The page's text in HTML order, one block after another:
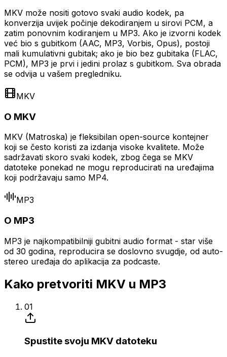
MKV može nositi gotovo svaki audio kodek, pa
konverzija uvijek počinje dekodiranjem u sirovi PCM, a
zatim ponovnim kodiranjem u MP3. Ako je izvorni kodek
već bio s gubitkom (AAC, MP3, Vorbis, Opus), postoji
mali kumulativni gubitak; ako je bio bez gubitaka (FLAC,
PCM), MP3 je prvi i jedini prolaz s gubitkom. Sva obrada
se odvija u vašem pregledniku.
MKV
O MKV
MKV (Matroska) je fleksibilan open-source kontejner
koji se često koristi za izdanja visoke kvalitete. Može
sadržavati skoro svaki kodek, zbog čega se MKV
datoteke ponekad ne mogu reproducirati na uređajima
koji podržavaju samo MP4.
MP3
O MP3
MP3 je najkompatibilniji gubitni audio format - star više
od 30 godina, reproducira se doslovno svugdje, od auto-
stereo uređaja do aplikacija za podcaste.
Kako pretvoriti MKV u MP3
01
Spustite svoju MKV datoteku